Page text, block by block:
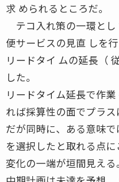
求 められるところだ。
テコ入れ策の一環とし
便サービスの見直 しを
リードタイ ムの延長（
した。
リードタイム延長で作
れば採算性の面でプラス
だが同時に、ある意味
を選択したと取れる点に
変化の一端が垣間見える。